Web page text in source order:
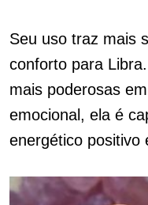
Seu uso traz mais
conforto para
mais poderosas
emocional, ela é
energético positivo